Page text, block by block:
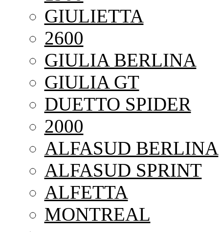
GIULIETTA
2600
GIULIA BERLINA
GIULIA GT
DUETTO SPIDER
2000
ALFASUD BERLINA
ALFASUD SPRINT
ALFETTA
MONTREAL